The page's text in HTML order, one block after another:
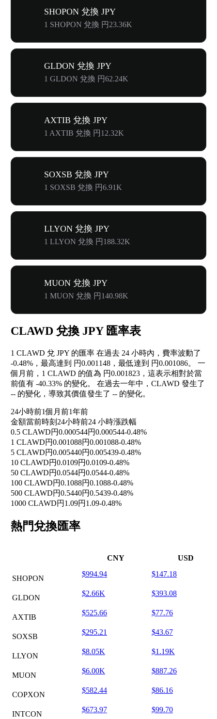
SHOPON 兌換 JPY
1 SHOPON 兌換 円23.36K
GLDON 兌換 JPY
1 GLDON 兌換 円62.24K
AXTIB 兌換 JPY
1 AXTIB 兌換 円12.32K
SOXSB 兌換 JPY
1 SOXSB 兌換 円6.91K
LLYON 兌換 JPY
1 LLYON 兌換 円188.32K
MUON 兌換 JPY
1 MUON 兌換 円140.98K
CLAWD 兌換 JPY 匯率表
1 CLAWD 兌 JPY 的匯率 在過去 24 小時內，費率波動了
-0.48% ，最高達到 円0.001148，最低達到 円0.001086。 一
個月前，1 CLAWD 的值為 円0.001823，這表示相對於當
前值有 -40.33% 的變化。 在過去一年中，CLAWD 發生了
-- 的變化，導致其價值發生了 -- 的變化。
24小時前1個月前1年前
金額當前時刻 24小時前24 小時漲跌幅
0.5 CLAWD円0.000544円0.000544-0.48%
1 CLAWD円0.001088円0.001088-0.48%
5 CLAWD円0.005440円0.005439-0.48%
10 CLAWD円0.0109円0.0109-0.48%
50 CLAWD円0.0544円0.0544-0.48%
100 CLAWD円0.1088円0.1088-0.48%
500 CLAWD円0.5440円0.5439-0.48%
1000 CLAWD円1.09円1.09-0.48%
熱門兌換匯率
CNY USD
SHOPON
$994.94 $147.18
GLDON
$2.66K $393.08
AXTIB
$525.66 $77.76
SOXSB
$295.21 $43.67
LLYON
$8.05K $1.19K
MUON
$6.00K $887.26
COPXON
$582.44 $86.16
INTCON
$673.97 $99.70